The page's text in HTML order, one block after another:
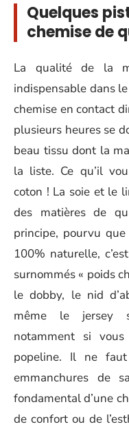
Quelques
chemise de
La qualité de la
indispensable dans
chemise en contact
plusieurs heures se
beau tissu dont la
la liste. Ce qu’il
coton ! La soie et le
des matières de
principe, pourvu
100% naturelle,
surnommés « poids
le dobby, le nid
même le jersey
notamment si
popeline. Il ne
emmanchures de
fondamental d’une
de confort ou de